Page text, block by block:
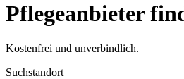
Pflegeanbieter
Kostenfrei und unverbindlich.
Suchstandort